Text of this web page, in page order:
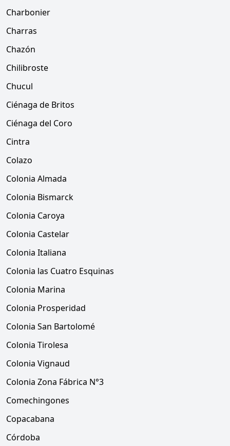
Charbonier
Charras
Chazón
Chilibroste
Chucul
Ciénaga de Britos
Ciénaga del Coro
Cintra
Colazo
Colonia Almada
Colonia Bismarck
Colonia Caroya
Colonia Castelar
Colonia Italiana
Colonia las Cuatro Esquinas
Colonia Marina
Colonia Prosperidad
Colonia San Bartolomé
Colonia Tirolesa
Colonia Vignaud
Colonia Zona Fábrica N°3
Comechingones
Copacabana
Córdoba